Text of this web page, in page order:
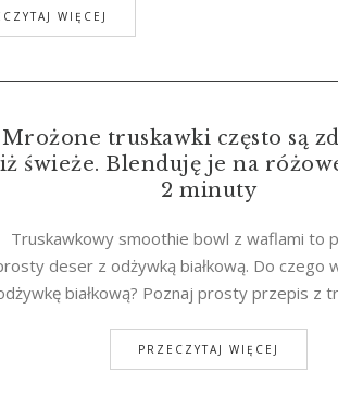
WIĘCEJ
Mrożone truskawki często są
świeże. Blenduję je na
2 minuty
Truskawkowy smoothie bowl z waflami to
deser z odżywką białkową. Do czego
białkową? Poznaj prosty przepis z
PRZECZYTAJ WIĘCEJ